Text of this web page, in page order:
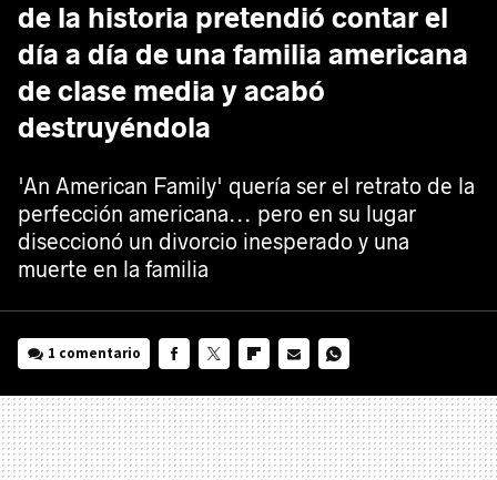
de la historia pretendió contar el
día a día de una familia americana
de clase media y acabó
destruyéndola
'An American Family' quería ser el retrato de la
perfección americana... pero en su lugar
diseccionó un divorcio inesperado y una
muerte en la familia
1 comentario
MAIL